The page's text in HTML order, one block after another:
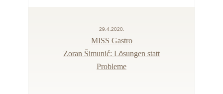
29.4.2020.
MISS Gastro
Zoran Šimunić: Lösungen statt
Probleme